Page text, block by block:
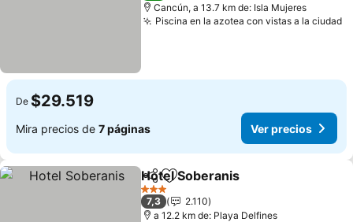
Cancún, a 13.7 km de: Isla Mujeres
Piscina en la azotea con vistas a la ciudad
De $29.519
Mira precios de 7 páginas Ver precios
CompartirAgregar a favoritos
Hotel Soberanis
3 Estrellas
7,3
2.110
a 12.2 km de: Playa Delfines